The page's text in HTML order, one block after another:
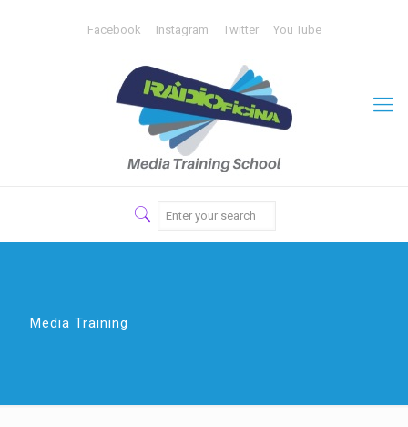
Facebook Instagram Twitter You Tube
Media Training